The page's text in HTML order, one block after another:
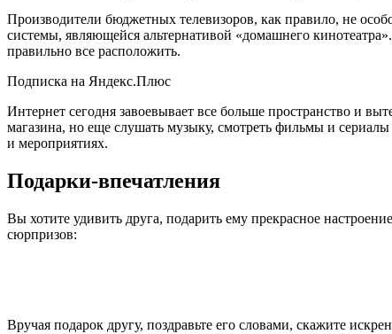
Производители бюджетных телевизоров, как правило, не
системы, являющейся альтернативой «домашнего
правильно все расположить.
Подписка на Яндекс.Плюс
Интернет сегодня завоевывает все больше пространство и
магазина, но еще слушать музыку, смотреть фильмы и
и мероприятиях.
Подарки-впечатления
Вы хотите удивить друга, подарить ему прекрасное
сюрпризов:
Вручая подарок другу, поздравьте его словами, скажите